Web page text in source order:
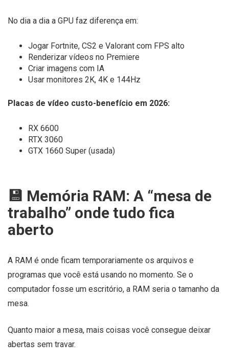
No dia a dia a GPU faz diferença em:
Jogar Fortnite, CS2 e Valorant com FPS alto
Renderizar vídeos no Premiere
Criar imagens com IA
Usar monitores 2K, 4K e 144Hz
Placas de vídeo custo-benefício em 2026:
RX 6600
RTX 3060
GTX 1660 Super (usada)
💾 Memória RAM: A “mesa de
trabalho” onde tudo fica
aberto
A RAM é onde ficam temporariamente os arquivos e
programas que você está usando no momento. Se o
computador fosse um escritório, a RAM seria o tamanho da
mesa.
Quanto maior a mesa, mais coisas você consegue deixar
abertas sem travar.